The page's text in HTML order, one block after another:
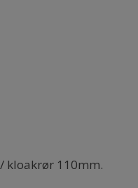
kloakrør 110mm.